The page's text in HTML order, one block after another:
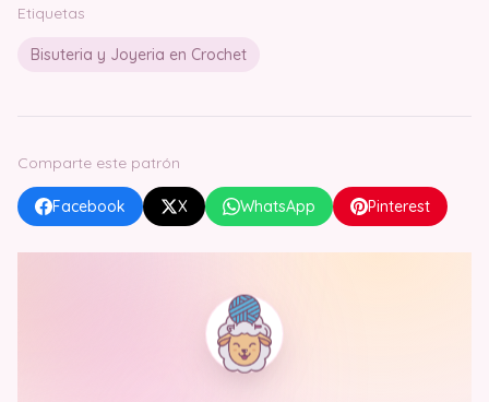
Etiquetas
Bisuteria y Joyeria en Crochet
Comparte este patrón
Facebook X WhatsApp Pinterest